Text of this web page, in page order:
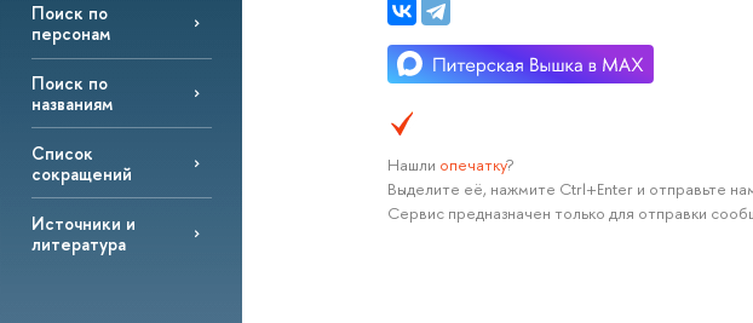
Поиск по
персонам
Поиск по
названиям
Список
сокращений
Источники и
литература
Нашли опечатку?
Выделите её, нажмите Ctrl+Enter и отправьте
Сервис предназначен только для отправки